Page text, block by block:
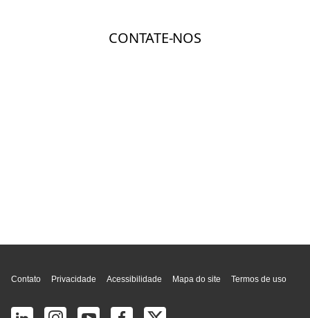
Contato Privacidade Acessibilidade Mapa do site Termos de uso